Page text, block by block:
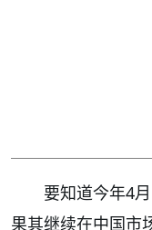
要知道今年4
果其继续在中国市